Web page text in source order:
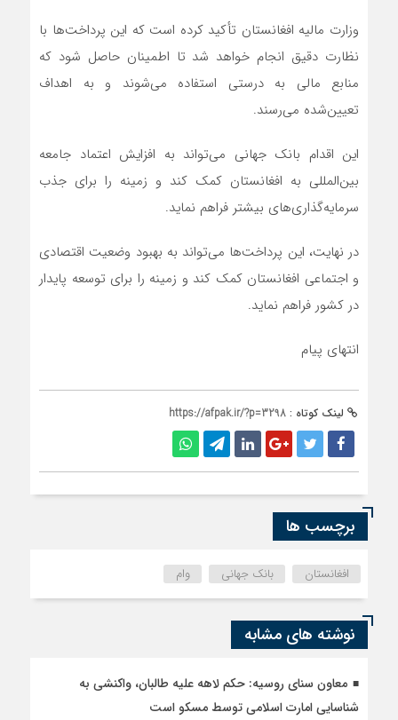
وزارت مالیه افغانستان تأکید کرده است که این پرداخت‌ها با
نظارت دقیق انجام خواهد شد تا اطمینان حاصل شود که
منابع مالی به درستی استفاده می‌شوند و به اهداف
تعیین‌شده می‌رسند.
این اقدام بانک جهانی می‌تواند به افزایش اعتماد جامعه
بین‌المللی به افغانستان کمک کند و زمینه را برای جذب
سرمایه‌گذاری‌های بیشتر فراهم نماید.
در نهایت، این پرداخت‌ها می‌تواند به بهبود وضعیت اقتصادی
و اجتماعی افغانستان کمک کند و زمینه را برای توسعه پایدار
در کشور فراهم نماید.
انتهای پیام
لینک کوتاه : https://afpak.ir/?p=3298
برچسب ها
افغانستان بانک جهانی وام
نوشته های مشابه
معاون سنای روسیه: حکم لاهه علیه طالبان، واکنشی به
شناسایی امارت اسلامی توسط مسکو است